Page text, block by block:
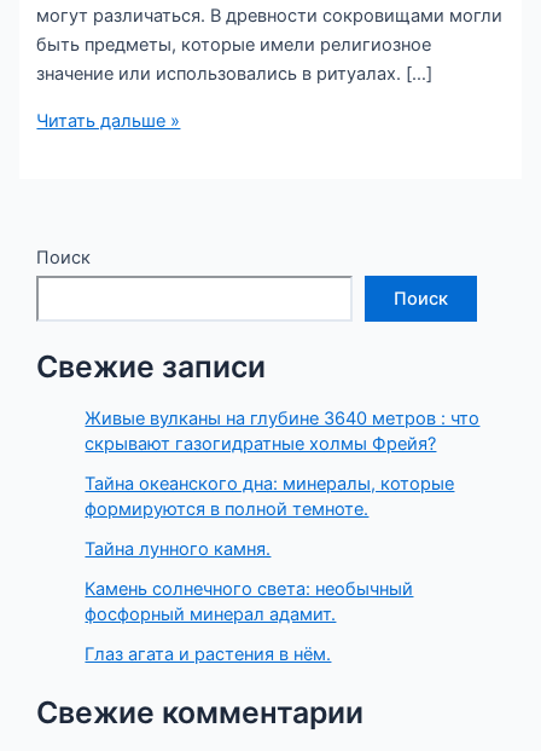
могут различаться. В древности сокровищами могли
быть предметы, которые имели религиозное
значение или использовались в ритуалах. […]
Сокровища:
как
становятся
таковыми.
Читать дальше »
Поиск
Поиск
Свежие записи
Живые вулканы на глубине 3640 метров : что
скрывают газогидратные холмы Фрейя?
Тайна океанского дна: минералы, которые
формируются в полной темноте.
Тайна лунного камня.
Камень солнечного света: необычный
фосфорный минерал адамит.
Глаз агата и растения в нём.
Свежие комментарии